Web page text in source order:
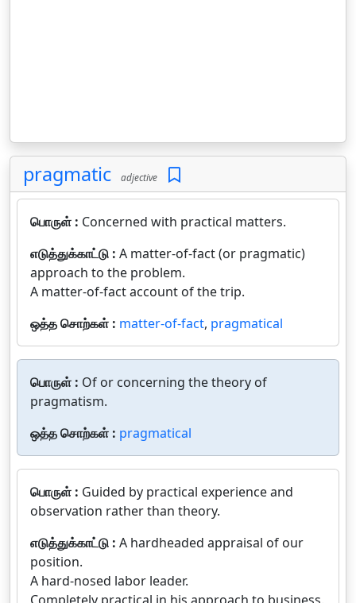
pragmatic adjective
பொருள் : Concerned with practical matters.
எடுத்துக்காட்டு : A matter-of-fact (or pragmatic)
approach to the problem.
A matter-of-fact account of the trip.
ஒத்த சொற்கள் : matter-of-fact, pragmatical
பொருள் : Of or concerning the theory of
pragmatism.
ஒத்த சொற்கள் : pragmatical
பொருள் : Guided by practical experience and
observation rather than theory.
எடுத்துக்காட்டு : A hardheaded appraisal of our
position.
A hard-nosed labor leader.